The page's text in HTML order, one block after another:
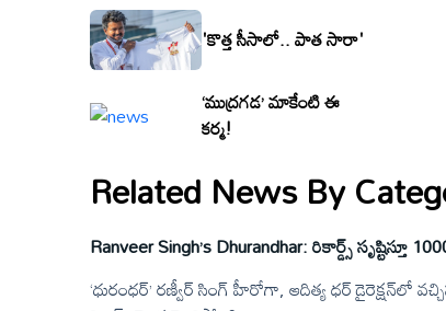
'కొత్త సీసాలో.. పాత సారా'
‘ముద్రగడ’ మాకేంటి ఈ
కర్మ!
Related News By
Ranveer Singh’s Dhurandhar: రికార్డ్స్ సృష్టిస్తూ
‘ధురంధర్’ రణ్వీర్ సింగ్ హీరోగా, ఆదిత్య ధర్ డైరెక్షన్‌లో